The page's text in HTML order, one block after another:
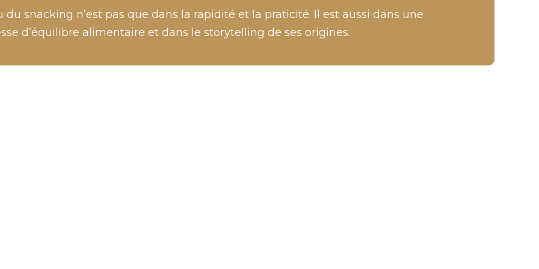
du snacking n’est pas que dans la rapidité et la praticité. Il est aussi dans une
d’équilibre alimentaire et dans le storytelling de ses origines.